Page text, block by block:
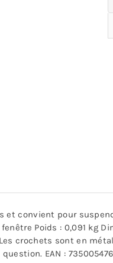
convient pour
Poids : 0,091 kg
crochets sont en
EAN :